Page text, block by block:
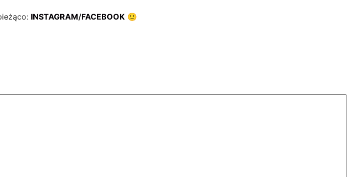
INSTAGRAM/FACEBOOK 🙂